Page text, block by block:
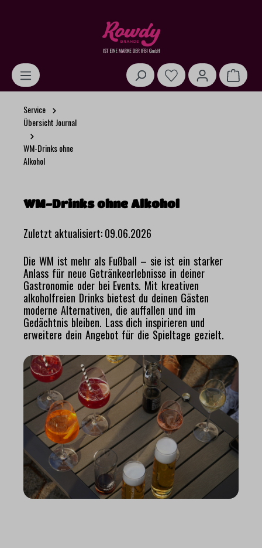
Service
Übersicht Journal
WM-Drinks ohne
Alkohol
WM-Drinks ohne Alkohol
Zuletzt aktualisiert: 09.06.2026
Die WM ist mehr als Fußball – sie ist ein starker
Anlass für neue Getränkeerlebnisse in deiner
Gastronomie oder bei Events. Mit kreativen
alkoholfreien Drinks bietest du deinen Gästen
moderne Alternativen, die auffallen und im
Gedächtnis bleiben. Lass dich inspirieren und
erweitere dein Angebot für die Spieltage gezielt.